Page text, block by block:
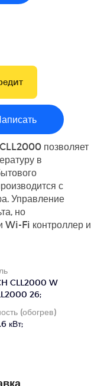
позволяет
в
с
Управление
но
Wi-Fi контроллер и
CLL2000 W
26;
(обогрев)
кВт;